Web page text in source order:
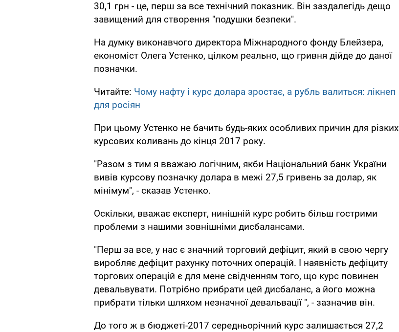
30,1 грн - це, перш за все технічний показник. Він заздалегідь дещо
завищений для створення "подушки безпеки".
На думку виконавчого директора Міжнародного фонду Блейзера,
економіст Олега Устенко, цілком реально, що гривня дійде до даної
позначки.
Читайте: Чому нафту і курс долара зростає, а рубль валиться: лікнеп
для росіян
При цьому Устенко не бачить будь-яких особливих причин для різких
курсових коливань до кінця 2017 року.
"Разом з тим я вважаю логічним, якби Національний банк України
вивів курсову позначку долара в межі 27,5 гривень за долар, як
мінімум", - сказав Устенко.
Оскільки, вважає експерт, нинішній курс робить більш гострими
проблеми з нашими зовнішніми дисбалансами.
"Перш за все, у нас є значний торговий дефіцит, який в свою чергу
виробляє дефіцит рахунку поточних операцій. І наявність дефіциту
торгових операцій є для мене свідченням того, що курс повинен
девальвувати. Потрібно прибрати цей дисбаланс, а його можна
прибрати тільки шляхом незначної девальвації ", - зазначив він.
До того ж в бюджеті-2017 середньорічний курс залишається 27,2